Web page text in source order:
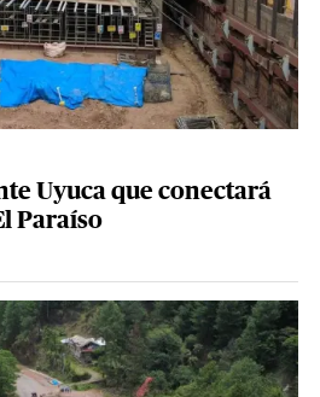
Uyuca que conectará
Paraíso